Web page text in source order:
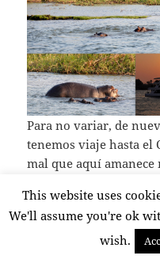
Para no variar, de
tenemos viaje hasta el
mal que aquí
que nos trasladará
km), en el punto en el
Zambia, Zimbabwe,
barco-taxi cruzamos
This website uses
We'll assume you're ok
wish.